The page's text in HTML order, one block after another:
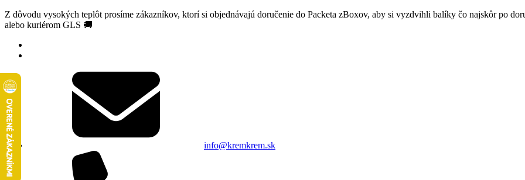
Z dôvodu vysokých teplôt prosíme zákazníkov, ktorí si objednávajú doručenie do Packeta zBoxov, aby si vyzdvihli balíky čo najskôr po
alebo kuriérom GLS 🚚
info@kremkrem.sk